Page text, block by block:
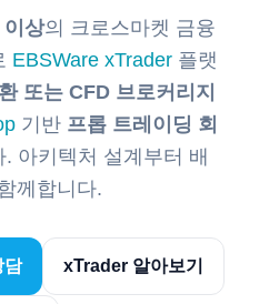
이상의 크로스마켓 금융
EBSWare xTrader 플랫
또는 CFD 브로커리지
기반 프롭 트레이딩 회
아키텍처 설계부터 배
께합니다.
담 xTrader 알아보기